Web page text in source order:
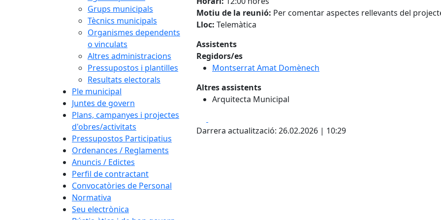
Grups municipals
Tècnics municipals
Organismes dependents
o vinculats
Altres administracions
Pressupostos i plantilles
Resultats electorals
Ple municipal
Juntes de govern
Plans, campanyes i projectes
d'obres/activitats
Pressupostos Participatius
Ordenances / Reglaments
Anuncis / Edictes
Perfil de contractant
Convocatòries de Personal
Normativa
Seu electrònica
Motiu de la reunió: Per comentar aspectes rellevants del
Lloc: Telemàtica
Assistents
Regidors/es
Montserrat Amat Domènech
Altres assistents
Arquitecta Municipal
Darrera actualització: 26.02.2026 | 10:29